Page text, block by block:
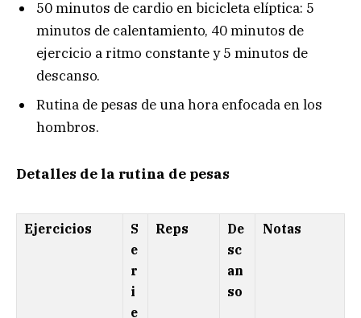
50 minutos de cardio en bicicleta elíptica: 5
minutos de calentamiento, 40 minutos de
ejercicio a ritmo constante y 5 minutos de
descanso.
Rutina de pesas de una hora enfocada en los
hombros.
Detalles de la rutina de pesas
Ejercicios
S
e
r
i
e
Reps
De
sc
an
so
Notas